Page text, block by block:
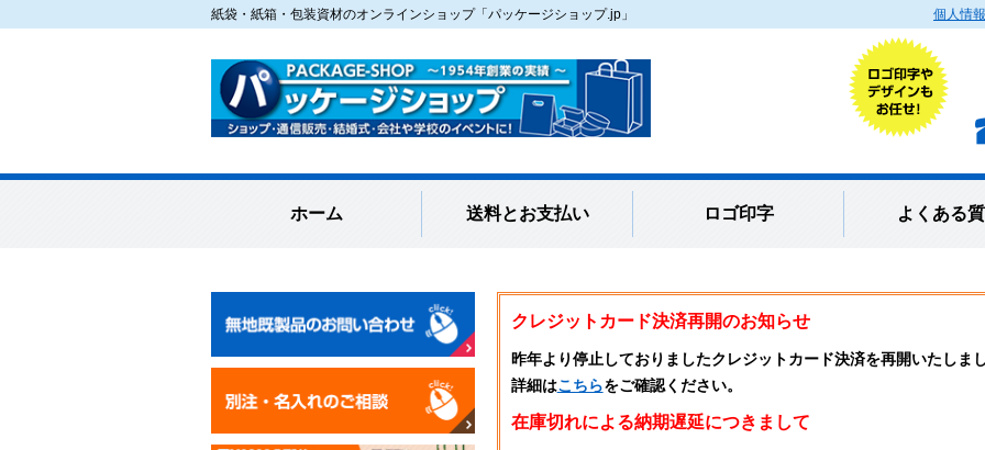
紙袋・紙箱・包装資材のオンラインショップ「パッケージショップ.jp」 個人情
ホーム 送料とお支払い ロゴ印字 よくある
クレジットカード決済再開のお知らせ
昨年より停止しておりましたクレジットカード決済を再開いたしま
詳細はこちらをご確認ください。
在庫切れによる納期遅延につきまして